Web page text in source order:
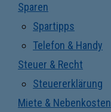
Sparen
Spartipps
Telefon & Handy
Steuer & Recht
Steuererklärung
Miete & Nebenkosten